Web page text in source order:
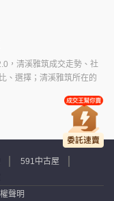
，清溪雅筑成交走勢、社
、選擇；清溪雅筑所在的
591中古屋
聲明